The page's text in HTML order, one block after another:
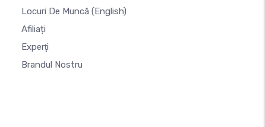
Locuri De Muncă (English)
Afiliați
Experţi
Brandul Nostru